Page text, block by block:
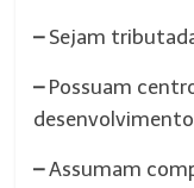
– Sejam
– Possuam
desenvolvimento
–Assumam